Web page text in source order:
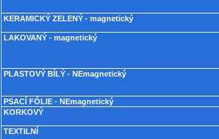
KERAMICKÝ ZELENÝ - magnetický
LAKOVANÝ - magnetický
PLASTOVÝ BÍLÝ - NEmagnetický
PSACÍ FÓLIE - NEmagnetický
KORKOVÝ
TEXTILNÍ